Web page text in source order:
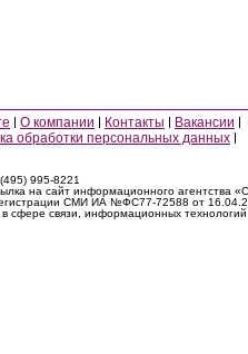
О компании Контакты
Вакансии
обработки персональных данных
995-8221
на сайт информационного агентства
СМИ ИА №ФС77-72588 от
сфере связи, информационных